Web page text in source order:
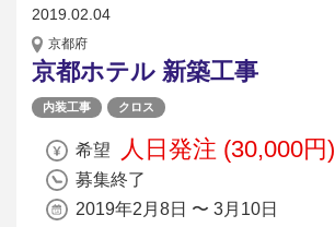
2019.02.04
京都府
京都ホテル 新築工事
内装工事 クロス
希望 人日発注 (30,000円)
募集終了
2019年2月8日 〜 3月10日